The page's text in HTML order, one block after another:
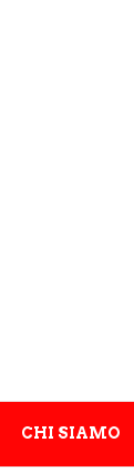
CHI SIAMO